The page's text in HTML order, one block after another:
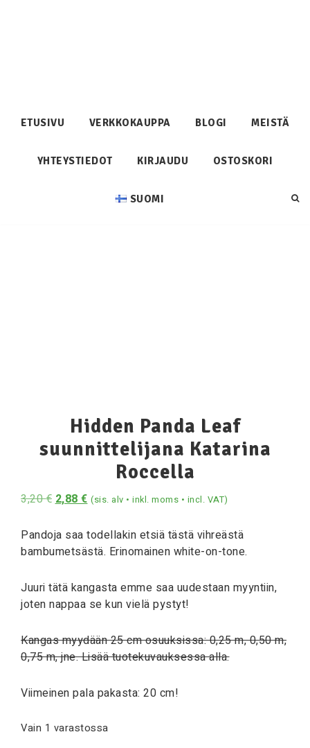
ETUSIVU VERKKOKAUPPA BLOGI MEISTÄ
YHTEYSTIEDOT KIRJAUDU OSTOSKORI
SUOMI
Hidden Panda Leaf
suunnittelijana Katarina
Roccella
3,20€2,88€ (sis. alv • inkl. moms • incl. VAT)
Pandoja saa todellakin etsiä tästä vihreästä
bambumetsästä. Erinomainen white-on-tone.
Juuri tätä kangasta emme saa uudestaan myyntiin,
joten nappaa se kun vielä pystyt!
Kangas myydään 25 cm osuuksissa: 0,25 m, 0,50 m,
0,75 m, jne. Lisää tuotekuvauksessa alla.
Viimeinen pala pakasta: 20 cm!
Vain 1 varastossa